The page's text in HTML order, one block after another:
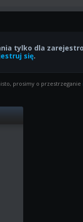
tylko dla
się.
prosimy o przestrzeganie